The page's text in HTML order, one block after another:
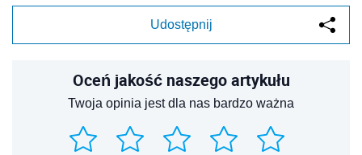
Udostępnij
Oceń jakość naszego artykułu
Twoja opinia jest dla nas bardzo ważna